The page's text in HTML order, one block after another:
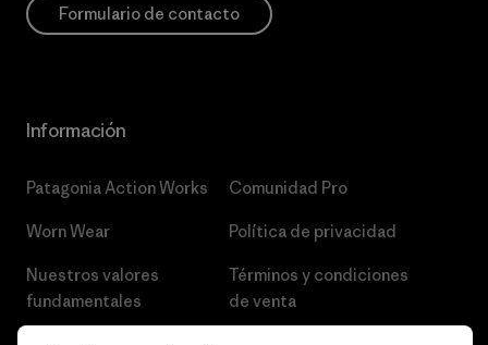
Formulario de contacto
Información
Patagonia Action Works
Worn Wear
Nuestros valores
fundamentales
Comunidad Pro
Política de privacidad
Términos y condiciones
de venta